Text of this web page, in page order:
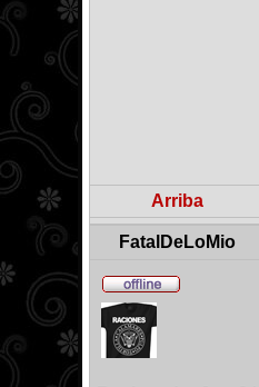
Arriba
FatalDeLoMio